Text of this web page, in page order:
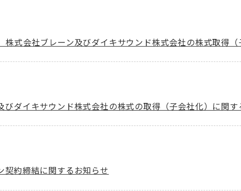
株式会社ブレーン及びダイキサウンド株式会社の株式取得
びダイキサウンド株式会社の株式の取得（子会社化）に関す
契約締結に関するお知らせ